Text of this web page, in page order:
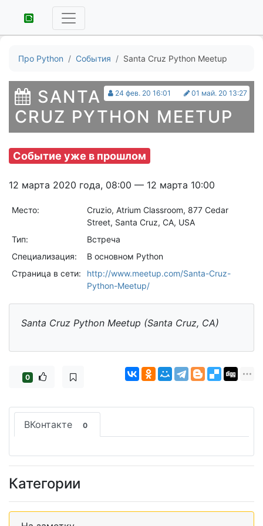
Про Python События Santa Cruz Python Meetup
24 фев. 20 16:01 01 май. 20 13:27
SANTA
CRUZ PYTHON MEETUP
Событие уже в прошлом
12 марта 2020 года, 08:00 — 12 марта 10:00
Место:
Cruzio, Atrium Classroom, 877 Cedar
Street, Santa Cruz, CA, USA
Тип:
Встреча
Специализация:
В основном Python
Страница в сети:
http://www.meetup.com/Santa-Cruz-
Python-Meetup/
Santa Cruz Python Meetup (Santa Cruz, CA)
0
ВКонтакте 0
Категории